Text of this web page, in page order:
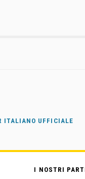
ITALIANO UFFICIALE
I NOSTRI